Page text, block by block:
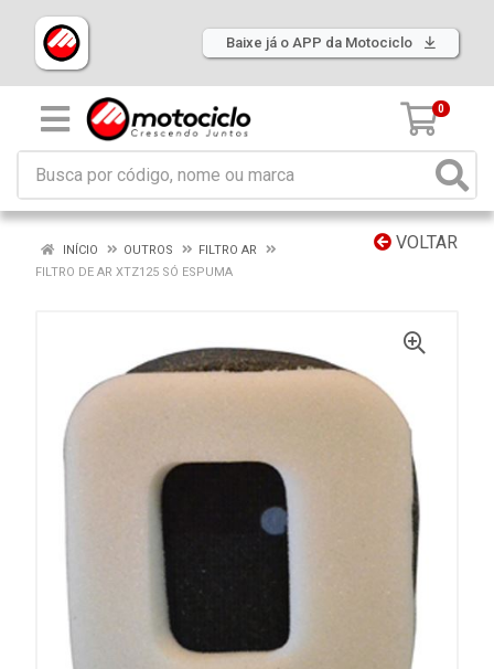
Baixe já o APP da Motociclo
0
VOLTAR
INÍCIO OUTROS
FILTRO AR
FILTRO DE AR XTZ125 SÓ ESPUMA